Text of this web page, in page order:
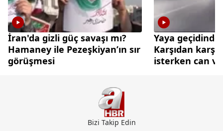
İran'da gizli güç savaşı mı?
Hamaney ile Pezeşkiyan’ın sır
görüşmesi
Yaya
Karşıdan
isterken can
Bizi Takip Edin